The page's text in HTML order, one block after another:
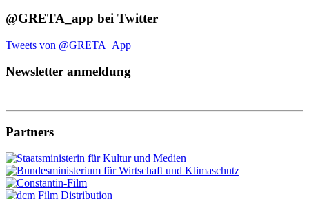
@GRETA_app bei Twitter
Tweets von @GRETA_App
Newsletter anmeldung
Partners